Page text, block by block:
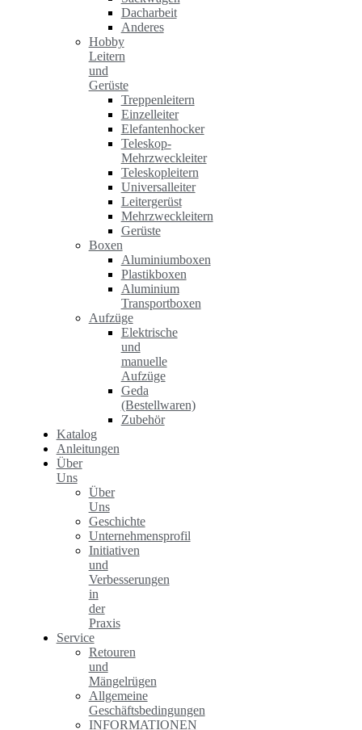
Dacharbeit
Anderes
Hobby
Leitern
und
Gerüste
Treppenleitern
Einzelleiter
Elefantenhocker
Teleskop-
Mehrzweckleiter
Teleskopleitern
Universalleiter
Leitergerüst
Mehrzweckleitern
Gerüste
Boxen
Aluminiumboxen
Plastikboxen
Aluminium
Transportboxen
Aufzüge
Elektrische
und
manuelle
Aufzüge
Geda
(Bestellwaren)
Zubehör
Katalog
Anleitungen
Über
Uns
Über
Uns
Geschichte
Unternehmensprofil
Initiativen
und
Verbesserungen
in
der
Praxis
Service
Retouren
und
Mängelrügen
Allgemeine
Geschäftsbedingungen
INFORMATIONEN